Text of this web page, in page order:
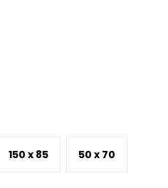
150 x 85 50 x 70